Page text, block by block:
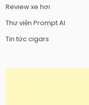
Review xe hơi
Thư viện Prompt AI
Tin tức cigars